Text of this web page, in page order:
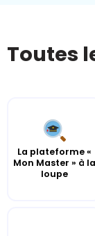
Toutes
La plateforme «
Mon Master » à la
loupe